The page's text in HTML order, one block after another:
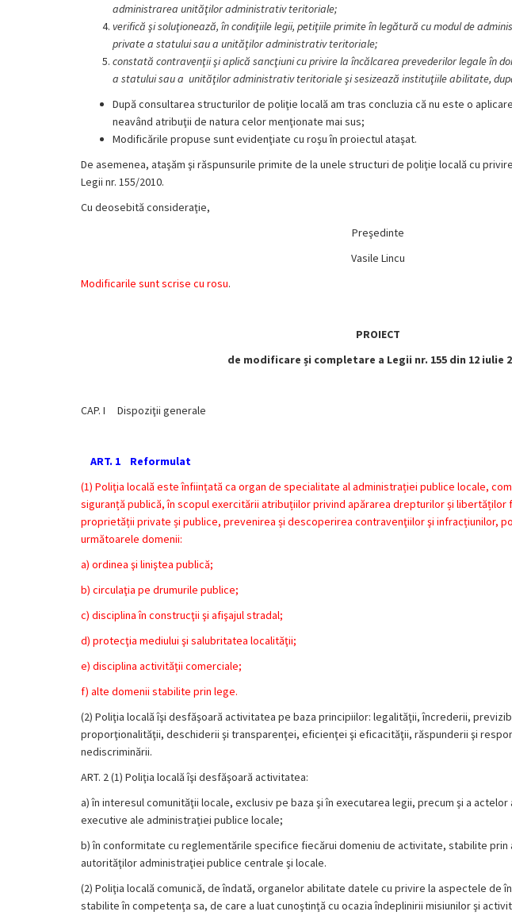
administrarea unităţilor administrativ teritoriale;
verifică şi soluţionează, în condiţiile legii, petiţiile primite în legătură cu modul de
private a statului sau a unităţilor administrativ teritoriale;
constată contravenţii şi aplică sancţiuni cu privire la încălcarea prevederilor legale în
a statului sau a unităţilor administrativ teritoriale şi sesizează instituţiile abilitate,
După consultarea structurilor de poliţie locală am tras concluzia că nu este o
neavând atribuţii de natura celor menţionate mai sus;
Modificările propuse sunt evidenţiate cu roşu în proiectul ataşat.
De asemenea, ataşăm şi răspunsurile primite de la unele structuri de poliţie locală cu
Legii nr. 155/2010.
Cu deosebită consideraţie,
Preşedinte
Vasile Lincu
Modificarile sunt scrise cu rosu.
PROIECT
de modificare și completare a Legii nr. 155 din 12 iulie
CAP. I Dispoziţii generale
ART. 1 Reformulat
(1) Poliţia locală este înființată ca organ de specialitate al administrației publice locale,
siguranță publică, în scopul exercitării atribuțiilor privind apărarea drepturilor și libertăților
proprietății private și publice, prevenirea și descoperirea contravenţiilor şi infracțiunilor,
următoarele domenii:
a) ordinea şi liniştea publică;
b) circulaţia pe drumurile publice;
c) disciplina în construcţii şi afişajul stradal;
d) protecţia mediului şi salubritatea localităţii;
e) disciplina activităţii comerciale;
f) alte domenii stabilite prin lege.
(2) Poliţia locală îşi desfăşoară activitatea pe baza principiilor: legalităţii, încrederii,
proporţionalităţii, deschiderii şi transparenţei, eficienţei şi eficacităţii, răspunderii şi
nediscriminării.
ART. 2 (1) Poliţia locală îşi desfăşoară activitatea:
a) în interesul comunităţii locale, exclusiv pe baza şi în executarea legii, precum şi a
executive ale administraţiei publice locale;
b) în conformitate cu reglementările specifice fiecărui domeniu de activitate, stabilite prin
autorităţilor administraţiei publice centrale şi locale.
(2) Poliţia locală comunică, de îndată, organelor abilitate datele cu privire la aspectele de
stabilite în competenţa sa, de care a luat cunoştinţă cu ocazia îndeplinirii misiunilor şi